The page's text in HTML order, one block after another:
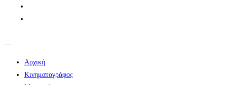
Αρχική
Κινηματογράφος